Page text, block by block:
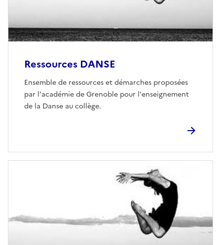
Ressources DANSE
Ensemble de ressources et démarches proposées
par l'académie de Grenoble pour l'enseignement
de la Danse au collège.